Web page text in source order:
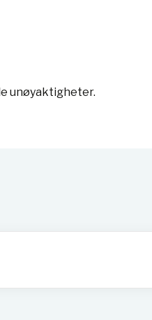
unøyaktigheter.